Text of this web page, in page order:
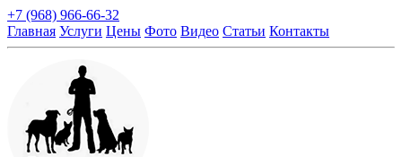
+7 (968) 966-66-32
Главная Услуги Цены Фото Видео Статьи Контакты